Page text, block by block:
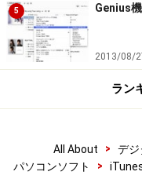
楽天市場で
5 Genius
2013/08/
ラン
All About > デジ
パソコンソフト
>